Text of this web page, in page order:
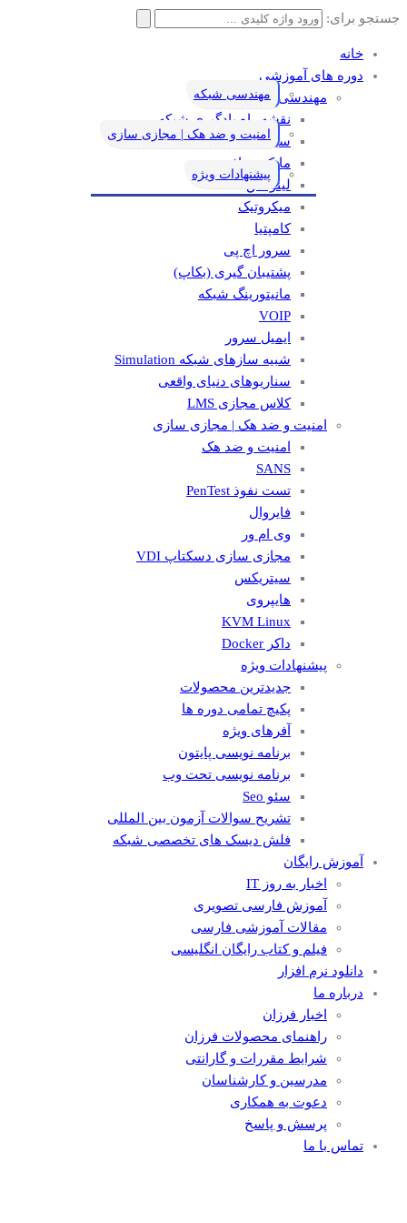
جستجو برای:
خانه
دوره های آموزشی
مهندسی شبکه
نقشه راه یادگیری شبکه
سیسکو
مایکروسافت
لینوکس
میکروتیک
کامپتیا
سرور اچ پی
پشتیبان گیری (بکاپ)
مانيتورينگ شبکه
VOIP
ایمیل سرور
شبیه سازهای شبکه Simulation
سناریوهای دنیای واقعی
کلاس مجازی LMS
امنیت و ضد هک | مجازی سازی
امنیت و ضد هک
SANS
تست نفوذ PenTest
فایروال
وی ام ور
مجازی سازی دسکتاپ VDI
سیتریکس
هایپروی
KVM Linux
داکر Docker
پیشنهادات ویژه
جدیدترین محصولات
پکیچ تمامی دوره ها
آفرهای ویژه
برنامه نویسی پایتون
برنامه نویسی تحت وب
سئو Seo
تشریح سوالات آزمون بین المللی
فلش دیسک های تخصصی شبکه
آموزش رایگان
اخبار به روز IT
آموزش فارسی تصویری
مقالات آموزشی فارسی
فیلم و کتاب رایگان انگلیسی
دانلود نرم افزار
درباره ما
اخبار فرزان
راهنمای محصولات فرزان
شرایط مقررات و گارانتی
مدرسین و کارشناسان
دعوت به همکاری
پرسش و پاسخ
تماس با ما
مهندسی شبکه
امنیت و ضد هک | مجازی سازی
پیشنهادات ویژه